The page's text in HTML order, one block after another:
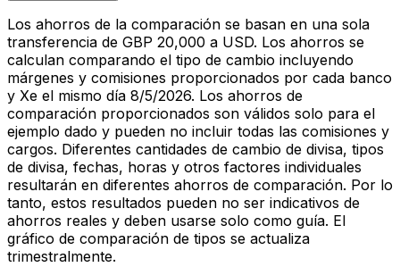
Los ahorros de la comparación se basan en una sola
transferencia de GBP 20,000 a USD. Los ahorros se
calculan comparando el tipo de cambio incluyendo
márgenes y comisiones proporcionados por cada banco
y Xe el mismo día 8/5/2026. Los ahorros de
comparación proporcionados son válidos solo para el
ejemplo dado y pueden no incluir todas las comisiones y
cargos. Diferentes cantidades de cambio de divisa, tipos
de divisa, fechas, horas y otros factores individuales
resultarán en diferentes ahorros de comparación. Por lo
tanto, estos resultados pueden no ser indicativos de
ahorros reales y deben usarse solo como guía. El
gráfico de comparación de tipos se actualiza
trimestralmente.